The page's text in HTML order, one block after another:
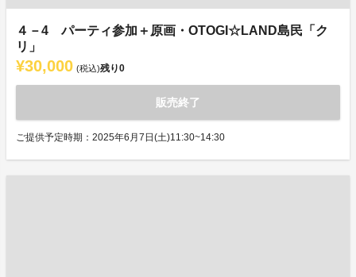
４－4 パーティ参加＋原画・OTOGI☆LAND島民「ク
リ」
¥30,000 (税込)残り0
販売終了
ご提供予定時期：2025年6月7日(土)11:30~14:30